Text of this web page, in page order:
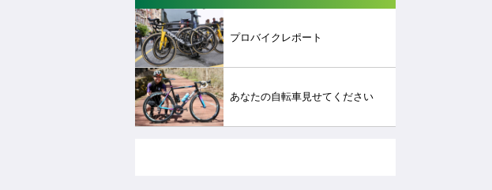
プロバイクレポート
あなたの自転車見せてください